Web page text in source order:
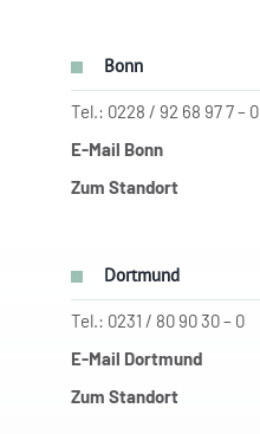
Bonn
Tel.: 0228 / 92 68 97 7 – 0
E-Mail Bonn
Zum Standort
Dortmund
Tel.: 0231 / 80 90 30 – 0
E-Mail Dortmund
Zum Standort